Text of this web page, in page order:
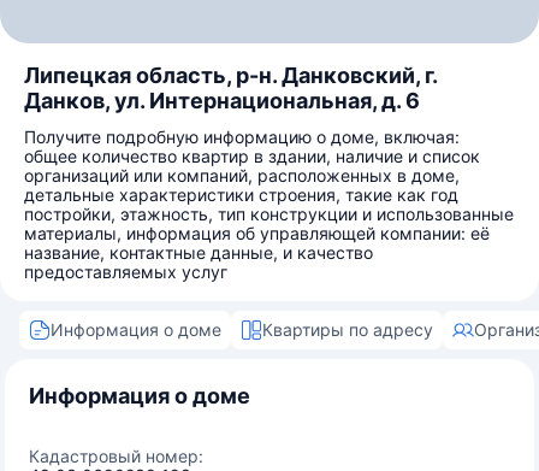
Липецкая область, р-н. Данковский, г.
Данков, ул. Интернациональная, д. 6
Получите подробную информацию о доме, включая:
общее количество квартир в здании, наличие и список
организаций или компаний, расположенных в доме,
детальные характеристики строения, такие как год
постройки, этажность, тип конструкции и использованные
материалы, информация об управляющей компании: её
название, контактные данные, и качество
предоставляемых услуг
Информация о доме Квартиры по адресу
Информация о доме
Кадастровый номер: